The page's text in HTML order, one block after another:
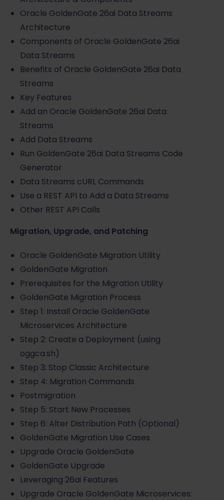
Oracle GoldenGate 26ai Data Streams
Architecture
Components of Oracle GoldenGate 26ai
Data Streams
Benefits of Oracle GoldenGate 26ai Data
Streams
Key Features
Add an Oracle GoldenGate 26ai Data
Streams
Add Data Streams
Run GoldenGate 26ai Data Streams Code
Generator
Data Streams cURL Commands
Use a REST API to Add a Data Streams
Other REST API Calls
Migration, Upgrade, and Patching
Oracle GoldenGate Migration Utility
GoldenGate Migration
Prerequisites for the Migration Utility
GoldenGate Migration Process
Step 1: Install Oracle GoldenGate
Microservices Architecture
Step 2: Create a Deployment (using
oggca.sh)
Step 3: Stop Classic Architecture
Step 4: Migration Commands
Postmigration
Step 5: Start New Processes
Step 6: Alter Distribution Path (Optional)
GoldenGate Migration Use Cases
Upgrade Oracle GoldenGate
GoldenGate Upgrade
Leveraging 26ai Features
Upgrade Oracle GoldenGate Microservices: